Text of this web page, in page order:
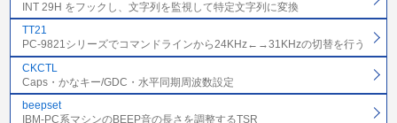
INT 29H をフックし、文字列を監視して特定文字列に変換
TT21
PC-9821シリーズでコマンドラインから24KHz←→31KHzの切替を行う
CKCTL
Caps・かなキー/GDC・水平同期周波数設定
beepset
IBM-PC系マシンのBEEP音の長さを調整するTSR